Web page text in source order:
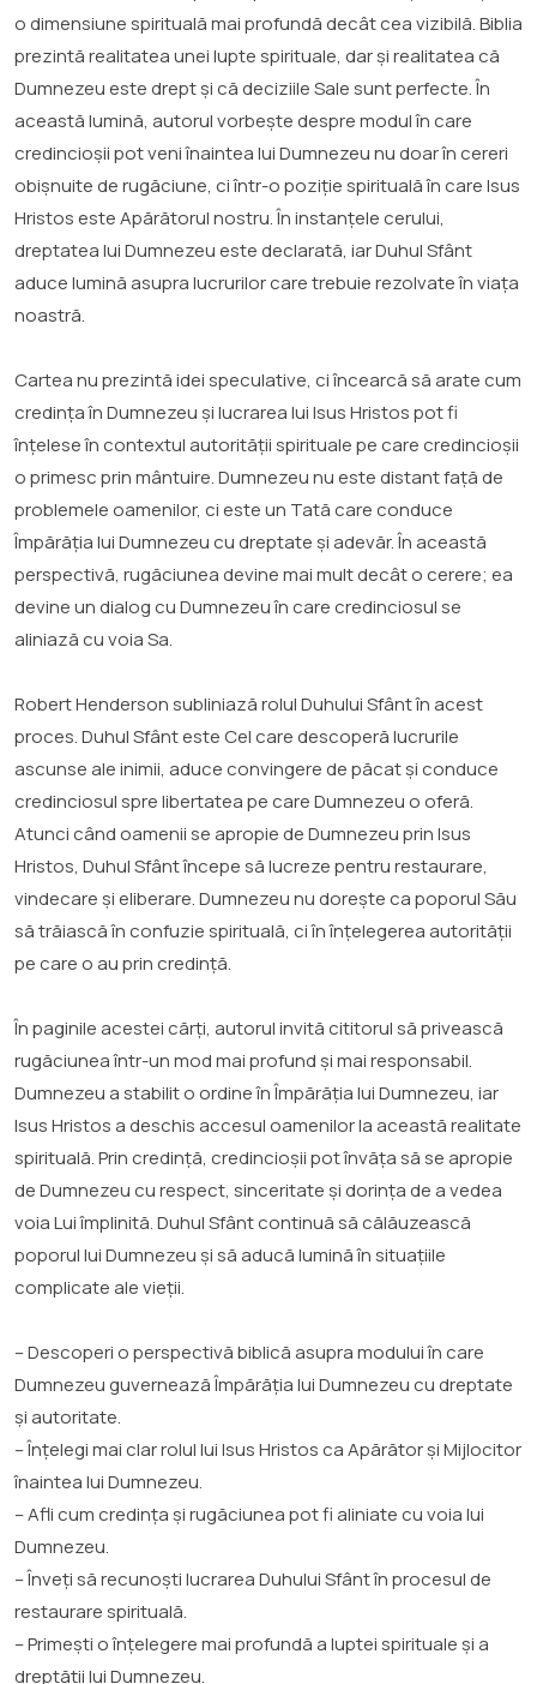
o dimensiune spirituală mai profundă decât cea vizibilă. Biblia
prezintă realitatea unei lupte spirituale, dar și realitatea că
Dumnezeu este drept și că deciziile Sale sunt perfecte. În
această lumină, autorul vorbește despre modul în care
credincioșii pot veni înaintea lui Dumnezeu nu doar în cereri
obișnuite de rugăciune, ci într-o poziție spirituală în care Isus
Hristos este Apărătorul nostru. În instanțele cerului,
dreptatea lui Dumnezeu este declarată, iar Duhul Sfânt
aduce lumină asupra lucrurilor care trebuie rezolvate în viața
noastră.
Cartea nu prezintă idei speculative, ci încearcă să arate cum
credința în Dumnezeu și lucrarea lui Isus Hristos pot fi
înțelese în contextul autorității spirituale pe care credincioșii
o primesc prin mântuire. Dumnezeu nu este distant față de
problemele oamenilor, ci este un Tată care conduce
Împărăția lui Dumnezeu cu dreptate și adevăr. În această
perspectivă, rugăciunea devine mai mult decât o cerere; ea
devine un dialog cu Dumnezeu în care credinciosul se
aliniază cu voia Sa.
Robert Henderson subliniază rolul Duhului Sfânt în acest
proces. Duhul Sfânt este Cel care descoperă lucrurile
ascunse ale inimii, aduce convingere de păcat și conduce
credinciosul spre libertatea pe care Dumnezeu o oferă.
Atunci când oamenii se apropie de Dumnezeu prin Isus
Hristos, Duhul Sfânt începe să lucreze pentru restaurare,
vindecare și eliberare. Dumnezeu nu dorește ca poporul Său
să trăiască în confuzie spirituală, ci în înțelegerea autorității
pe care o au prin credință.
În paginile acestei cărți, autorul invită cititorul să privească
rugăciunea într-un mod mai profund și mai responsabil.
Dumnezeu a stabilit o ordine în Împărăția lui Dumnezeu, iar
Isus Hristos a deschis accesul oamenilor la această realitate
spirituală. Prin credință, credincioșii pot învăța să se apropie
de Dumnezeu cu respect, sinceritate și dorința de a vedea
voia Lui împlinită. Duhul Sfânt continuă să călăuzească
poporul lui Dumnezeu și să aducă lumină în situațiile
complicate ale vieții.
– Descoperi o perspectivă biblică asupra modului în care
Dumnezeu guvernează Împărăția lui Dumnezeu cu dreptate
și autoritate.
– Înțelegi mai clar rolul lui Isus Hristos ca Apărător și Mijlocitor
înaintea lui Dumnezeu.
– Afli cum credința și rugăciunea pot fi aliniate cu voia lui
Dumnezeu.
– Înveți să recunoști lucrarea Duhului Sfânt în procesul de
restaurare spirituală.
– Primești o înțelegere mai profundă a luptei spirituale și a
dreptății lui Dumnezeu.